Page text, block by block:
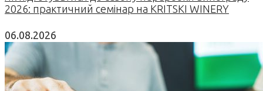
2026: практичний семінар на KRITSKI WINERY
06.08.2026